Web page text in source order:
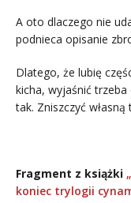
A oto dlaczego nie
podnieca opisanie
Dlatego, że lubię
kicha, wyjaśnić
tak. Zniszczyć
Fragment z książki
koniec trylogii